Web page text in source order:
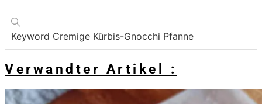
Keyword Cremige Kürbis-Gnocchi Pfanne
Verwandter Artikel :